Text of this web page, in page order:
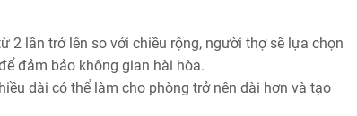
2 lần trở lên so với chiều rộng, người thợ sẽ lựa chọn
đảm bảo không gian hài hòa.
dài có thể làm cho phòng trở nên dài hơn và tạo